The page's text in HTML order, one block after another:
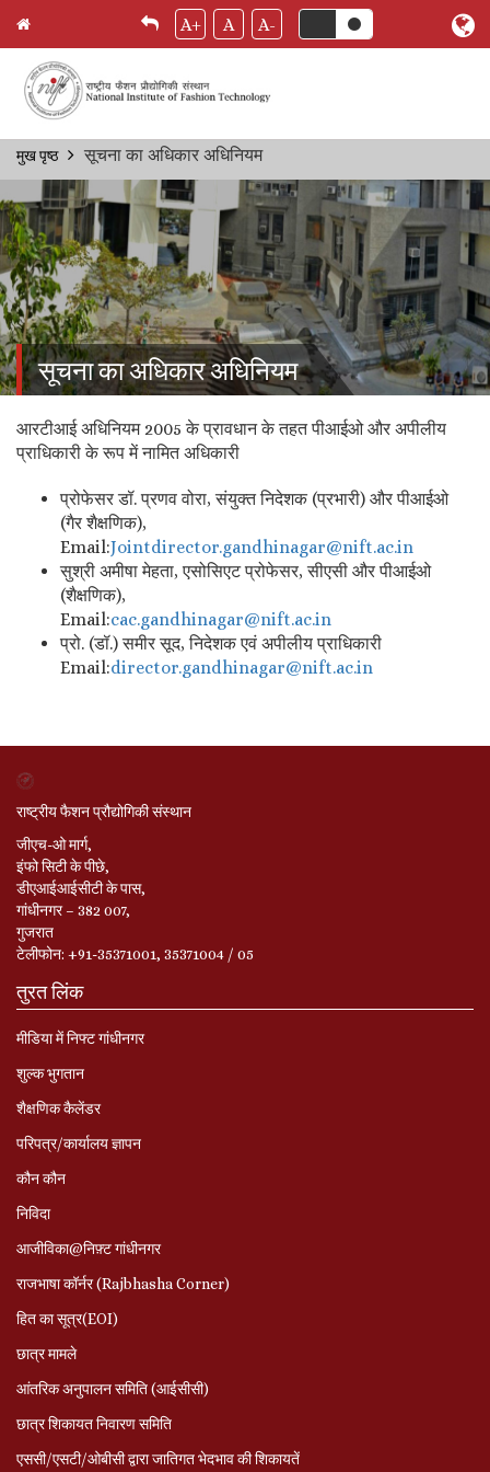
Skip
content
A+ A A-
Breadcrumb
मुख पृष्ठ सूचना का अधिकार अधिनियम
सूचना का अधिकार अधिनियम
आरटीआई अधिनियम 2005 के प्रावधान के तहत पीआईओ और अपीलीय
प्राधिकारी के रूप में नामित अधिकारी
प्रोफेसर डॉ. प्रणव वोरा, संयुक्त निदेशक (प्रभारी) और पीआईओ
(गैर शैक्षणिक),
Email:Jointdirector.gandhinagar@nift.ac.in
सुश्री अमीषा मेहता, एसोसिएट प्रोफेसर, सीएसी और पीआईओ
(शैक्षणिक),
Email:cac.gandhinagar@nift.ac.in
प्रो. (डॉ.) समीर सूद, निदेशक एवं अपीलीय प्राधिकारी
Email:director.gandhinagar@nift.ac.in
राष्ट्रीय फैशन प्रौद्योगिकी संस्थान
जीएच-ओ मार्ग,
इंफो सिटी के पीछे,
डीएआईआईसीटी के पास,
गांधीनगर – 382 007,
गुजरात
टेलीफोन: +91-35371001, 35371004 / 05
तुरत लिंक
मीडिया में निफ्ट गांधीनगर
शुल्क भुगतान
शैक्षणिक कैलेंडर
परिपत्र/कार्यालय ज्ञापन
कौन कौन
निविदा
आजीविका@निफ़्ट गांधीनगर
राजभाषा कॉर्नर (Rajbhasha Corner)
हित का सूत्र(EOI)
छात्र मामले
आंतरिक अनुपालन समिति (आईसीसी)
छात्र शिकायत निवारण समिति
एससी/एसटी/ओबीसी द्वारा जातिगत भेदभाव की शिकायतें